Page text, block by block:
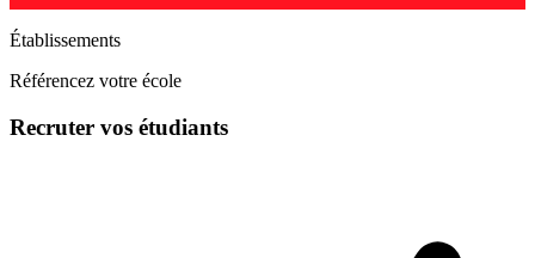
Établissements
Référencez votre école
Recruter vos étudiants